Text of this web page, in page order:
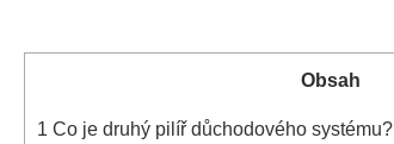
Obsah
1 Co je druhý pilíř důchodového systému?